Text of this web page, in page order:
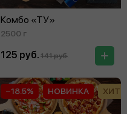
Комбо «ТУ»
2500 г
125 руб. 141 руб.
−18.5% НОВИНКА ХИТ